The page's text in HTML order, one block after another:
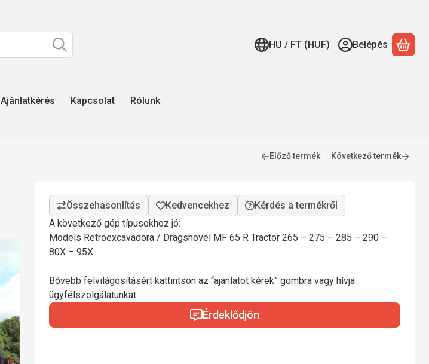
HU / FT (HUF) Belépés A
Ajánlatkérés Kapcsolat Rólunk
Előző termék Következő termék
Kérdés a termékről
A következő gép típusokhoz jó:
Models Retroexcavadora / Dragshovel MF 65 R Tractor 265 – 275 – 285 – 290 –
80X – 95X
Bővebb felvilágosításért kattintson az “ajánlatot kérek” gombra vagy hívja
ügyfélszolgálatunkat.
Érdeklődjön